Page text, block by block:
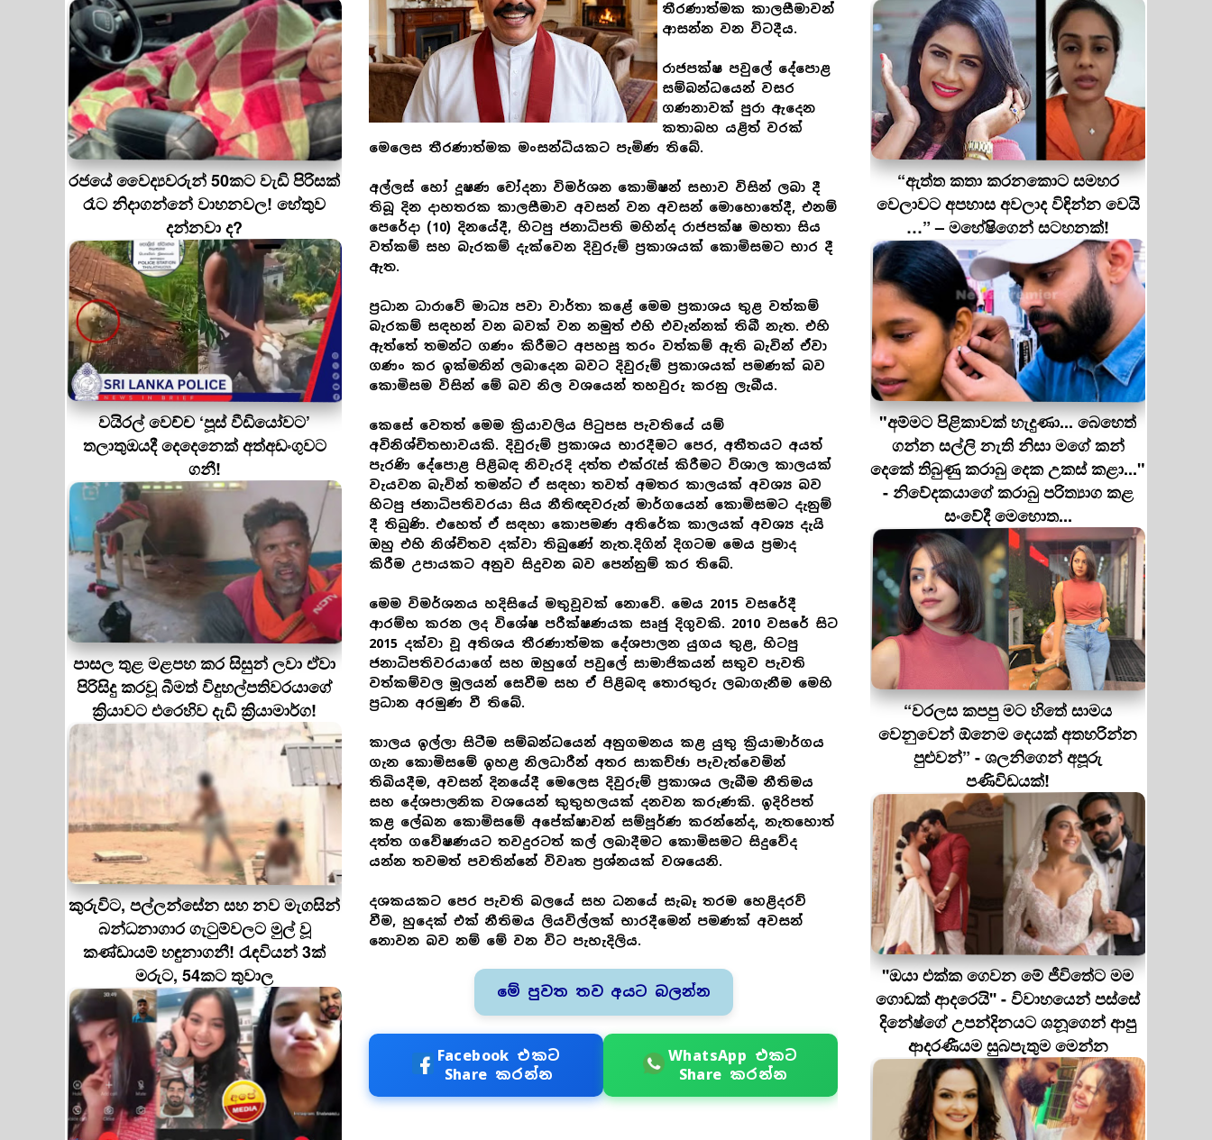
රජයේ වෛද්‍යවරුන් 50කට වැඩි පිරිසක්
රෑට නිදාගන්නේ වාහනවල! හේතුව
දන්නවා ද?
වයිරල් වෙච්ච ‘පූස් වීඩියෝවට’
තලාතුඔයදී දෙදෙනෙක් අත්අඩංගුවට
ගනී!
පාසල තුළ මළපහ කර සිසුන් ලවා ඒවා
පිරිසිදු කරවූ බීමත් විදුහල්පතිවරයාගේ
ක්‍රියාවට එරෙහිව දැඩි ක්‍රියාමාර්ග!
කුරුවිට, පල්ලන්සේන සහ නව මැගසින්
බන්ධනාගාර ගැටුම්වලට මුල් වූ
කණ්ඩායම් හඳුනාගනී! රැඳවියන් 3ක්
මරුට, 54කට තුවාල
තීරණාත්මක කාලසීමාවන්
ආසන්න වන විටදීය.
රාජපක්ෂ පවුලේ දේපොළ
සම්බන්ධයෙන් වසර
ගණනාවක් පුරා ඇදෙන
කතාබහ යළිත් වරක්
මෙලෙස තීරණාත්මක මංසන්ධියකට පැමිණ තිබේ.
අල්ලස් හෝ දූෂණ චෝදනා විමර්ශන කොමිෂන් සභාව විසින් ලබා දී
තිබූ දින දාහතරක කාලසීමාව අවසන් වන අවසන් මොහොතේදී, එනම්
පෙරේදා (10) දිනයේදී, හිටපු ජනාධිපති මහින්ද රාජපක්ෂ මහතා සිය
වත්කම් සහ බැරකම් දැක්වෙන දිවුරුම් ප්‍රකාශයක් කොමිසමට භාර දී
ඇත.
ප්‍රධාන ධාරාවේ මාධ්‍ය පවා වාර්තා කළේ මෙම ප්‍රකාශය තුළ වත්කම්
බැරකම් සඳහන් වන බවක් වන නමුත් එහි එවැන්නක් තිබී නැත. එහි
ඇත්තේ තමන්ට ගණං කිරීමට අපහසු තරං වත්කම් ඇති බැවින් ඒවා
ගණං කර ඉක්මනින් ලබාදෙන බවට දිවුරුම් ප්‍රකාශයක් පමණක් බව
කොමිසම විසින් මේ බව නිල වශයෙන් තහවුරු කරනු ලැබීය.
කෙසේ වෙතත් මෙම ක්‍රියාවලිය පිටුපස පැවතියේ යම්
අවිනිශ්චිතභාවයකි. දිවුරුම් ප්‍රකාශය භාරදීමට පෙර, අතීතයට අයත්
පැරණි දේපොළ පිළිබඳ නිවැරදි දත්ත එක්රැස් කිරීමට විශාල කාලයක්
වැයවන බැවින් තමන්ට ඒ සඳහා තවත් අමතර කාලයක් අවශ්‍ය බව
හිටපු ජනාධිපතිවරයා සිය නීතිඥවරුන් මාර්ගයෙන් කොමිසමට දැනුම්
දී තිබුණි. එහෙත් ඒ සඳහා කොපමණ අතිරේක කාලයක් අවශ්‍ය දැයි
ඔහු එහි නිශ්චිතව දක්වා තිබුණේ නැත.දිගින් දිගටම මෙය ප්‍රමාද
කිරීම උපායකට අනුව සිදුවන බව පෙන්නුම් කර තිබේ.
මෙම විමර්ශනය හදිසියේ මතුවූවක් නොවේ. මෙය 2015 වසරේදී
ආරම්භ කරන ලද විශේෂ පරීක්ෂණයක සෘජු දිගුවකි. 2010 වසරේ සිට
2015 දක්වා වූ අතිශය තීරණාත්මක දේශපාලන යුගය තුළ, හිටපු
ජනාධිපතිවරයාගේ සහ ඔහුගේ පවුලේ සාමාජිකයන් සතුව පැවති
වත්කම්වල මූලයන් සෙවීම සහ ඒ පිළිබඳ තොරතුරු ලබාගැනීම මෙහි
ප්‍රධාන අරමුණ වී තිබේ.
කාලය ඉල්ලා සිටීම සම්බන්ධයෙන් අනුගමනය කළ යුතු ක්‍රියාමාර්ගය
ගැන කොමිසමේ ඉහළ නිලධාරීන් අතර සාකච්ඡා පැවැත්වෙමින්
තිබියදීම, අවසන් දිනයේදී මෙලෙස දිවුරුම් ප්‍රකාශය ලැබීම නීතිමය
සහ දේශපාලනික වශයෙන් කුතුහලයක් දනවන කරුණකි. ඉදිරිපත්
කළ ලේඛන කොමිසමේ අපේක්ෂාවන් සම්පූර්ණ කරන්නේද, නැතහොත්
දත්ත ගවේෂණයට තවදුරටත් කල් ලබාදීමට කොමිසමට සිදුවේද
යන්න තවමත් පවතින්නේ විවෘත ප්‍රශ්නයක් වශයෙනි.
දශකයකට පෙර පැවති බලයේ සහ ධනයේ සැබෑ තරම හෙළිදරව්
වීම, හුදෙක් එක් නීතිමය ලියවිල්ලක් භාරදීමෙන් පමණක් අවසන්
නොවන බව නම් මේ වන විට පැහැදිලිය.
මේ පුවත තව අයට බලන්න
Facebook එකට
Share කරන්න
WhatsApp එකට
Share කරන්න
“ඇත්ත කතා කරනකොට සමහර
වෙලාවට අපහාස අවලාද විඳින්න වෙයි
…” – මහේෂිගෙන් සටහනක්!
"අම්මට පිළිකාවක් හැදුණා... බෙහෙත්
ගන්න සල්ලි නැති නිසා මගේ කන්
දෙකේ තිබුණු කරාබු දෙක උකස් කළා..."
- නිවේදකයාගේ කරාබු පරිත්‍යාග කළ
සංවේදී මෙහොත...
“වරලස කපපු මට හිතේ සාමය
වෙනුවෙන් ඕනෙම දෙයක් අතහරින්න
පුළුවන්” - ශලනිගෙන් අපූරු
පණිවිඩයක්!
''ඔයා එක්ක ගෙවන මේ ජීවිතේට මම
ගොඩක් ආදරෙයි'' - විවාහයෙන් පස්සේ
දිනේෂ්ගේ උපන්දිනයට ශනූගෙන් ආපු
ආදරණීයම සුබපැතුම මෙන්න